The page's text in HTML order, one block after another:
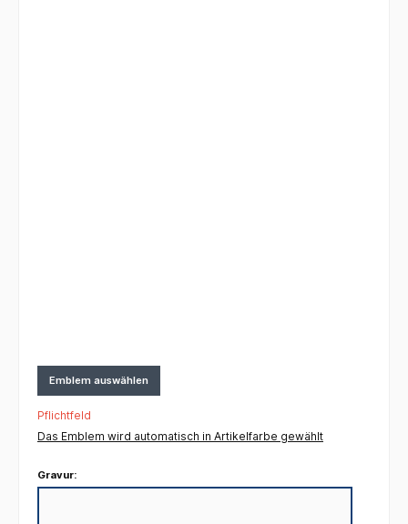
Emblem auswählen
Pflichtfeld
Das Emblem wird automatisch in Artikelfarbe gewählt
Gravur: